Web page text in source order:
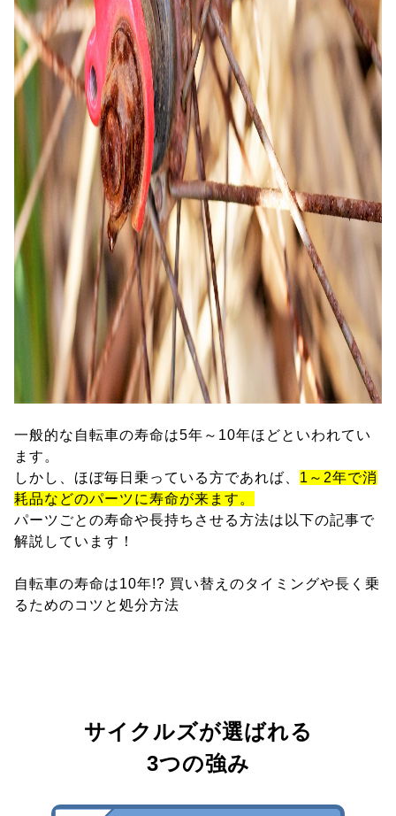
一般的な自転車の寿命は5年～10年ほどといわれてい
ます。
しかし、ほぼ毎日乗っている方であれば、 1～2年で消
耗品などのパーツに寿命が来ます。
パーツごとの寿命や長持ちさせる方法は以下の記事で
解説しています！
自転車の寿命は10年!? 買い替えのタイミングや長く乗
るためのコツと処分方法
サイクルズが選ばれる
3つの強み